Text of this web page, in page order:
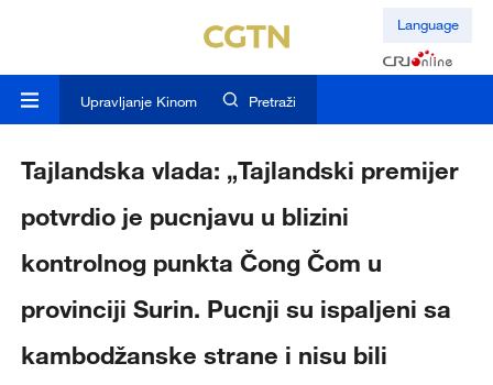
Language
Upravljanje Kinom Pretraži
Tajlandska vlada: „Tajlandski premijer
potvrdio je pucnjavu u blizini
kontrolnog punkta Čong Čom u
provinciji Surin. Pucnji su ispaljeni sa
kambodžanske strane i nisu bili